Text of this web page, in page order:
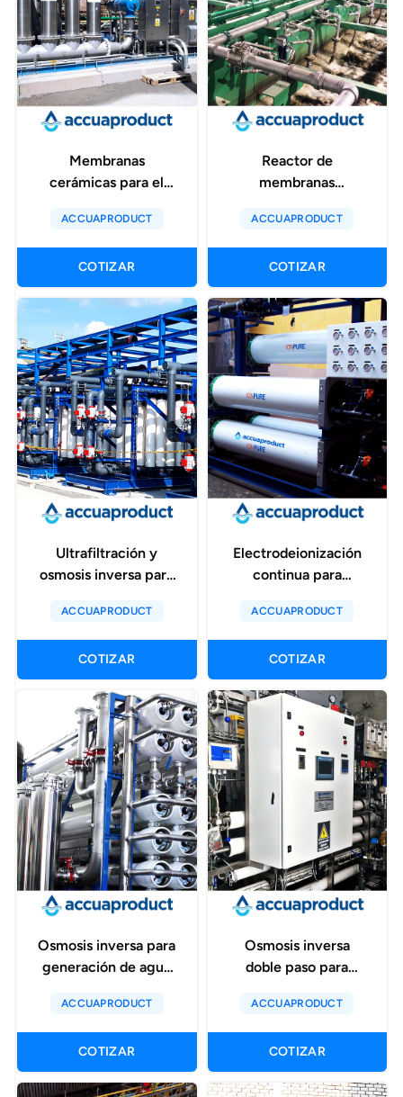
Membranas
cerámicas para el
de lavadero de
camiones de mina-
truck shop
ACCUAPRODUCT
COTIZAR
Reactor de
membranas
ACCUAPRODUCT
COTIZAR
Ultrafiltración y
osmosis inversa para
agua de lixiviado
minero
ACCUAPRODUCT
COTIZAR
Electrodeionización
continua para
ultrapura para
caldero de alta
presión
ACCUAPRODUCT
COTIZAR
Osmosis inversa para
generación de agua
bebidas carbonatadas
- mbr
ACCUAPRODUCT
COTIZAR
Osmosis inversa
doble paso para
purificada –pw para
la industria
farmacéutica
ACCUAPRODUCT
COTIZAR